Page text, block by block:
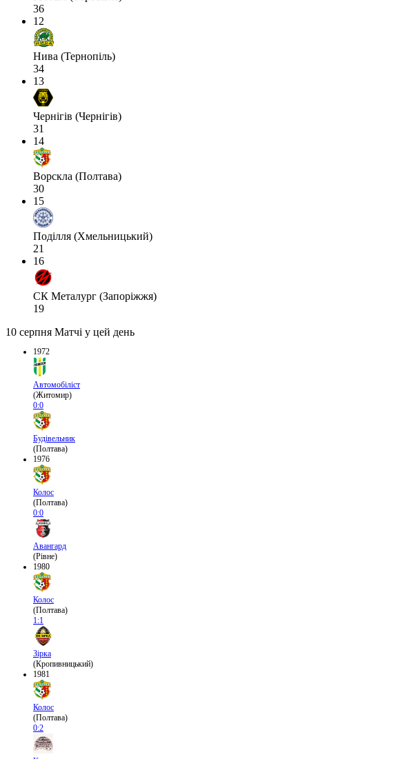
36
12
Нива (Тернопіль)
34
13
Чернігів (Чернігів)
31
14
Ворскла (Полтава)
30
15
Поділля (Хмельницький)
21
16
СК Металург (Запоріжжя)
19
10 серпня Матчі у цей день
1972
Автомобіліст
(Житомир)
0:0
Будівельник
(Полтава)
1976
Колос
(Полтава)
0:0
Авангард
(Рівне)
1980
Колос
(Полтава)
1:1
Зірка
(Кропивницький)
1981
Колос
(Полтава)
0:2